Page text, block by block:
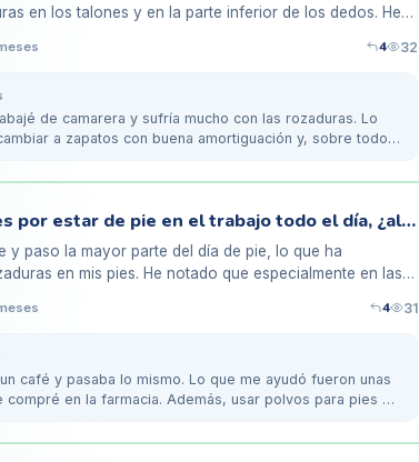
en los talones y en la parte inferior de los dedos. He
4 32
de camarera y sufría mucho con las rozaduras. Lo
a zapatos con buena amortiguación y, sobre todo,
Rozaduras en los pies por estar de pie en el trabajo todo el día, ¿alguna solución rápida?
y paso la mayor parte del día de pie, lo que ha
en mis pies. He notado que especialmente en las
4 31
café y pasaba lo mismo. Lo que me ayudó fueron unas
compré en la farmacia. Además, usar polvos para pies me